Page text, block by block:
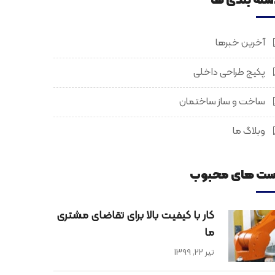
آخرین خبرها
پکیج طراحی داخلی
ساخت و ساز ساختمان
وبلاگ ما
های محبوب
کار با کیفیت بالا برای تقاضای مشتری
ما
تیر 22, 1399